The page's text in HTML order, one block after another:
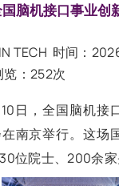
脑机接口事业创
TECH 时间：
览：252次
日，全国脑机接
南京举行。这场
位院士、200余家